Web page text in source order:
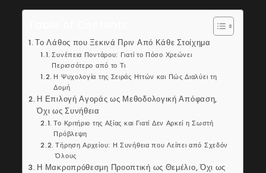
Το Λάθος που Ξεκινά Πριν Από Κάθε Στοίχημα
Συνέπεια Ποντάρου: Γιατί το Πόσο Χρεώνει
Περισσότερο από το Τι
Η Ψυχολογία της Σειράς Ηττών και Πώς Διαλύει τη
Δομή
Η Επιλογή Αγοράς ως Μεθοδολογική Απόφαση,
Όχι ως Συνήθεια
Το Κριτήριο της Αξίας και Γιατί Δεν Αρκεί η Σωστή
Πρόβλεψη
Τήρηση Αρχείου: Η Συνήθεια που Λείπει από Σχεδόν
Όλους
Η Μακροπρόθεσμη Προοπτική ως Θεμέλιο, Όχι ως